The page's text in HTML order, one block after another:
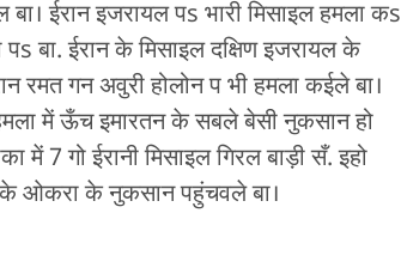
ईरान इजरायल पs भारी मिसाइल हमला कs
बा. ईरान के मिसाइल दक्षिण इजरायल के
रमत गन अवुरी होलोन प भी हमला कईले बा।
में ऊँच इमारतन के सबले बेसी नुकसान हो
7 गो ईरानी मिसाइल गिरल बाड़ी सँ. इहो
के ओकरा के नुकसान पहुंचवले बा।